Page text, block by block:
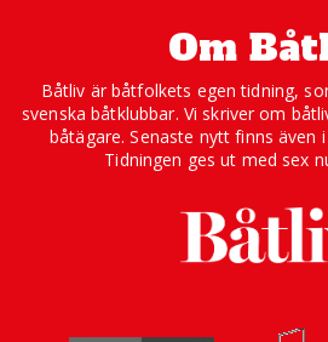
Om
Båtliv är båtfolkets egen tidning,
svenska båtklubbar. Vi skriver om
båtägare. Senaste nytt finns även
Tidningen ges ut med sex